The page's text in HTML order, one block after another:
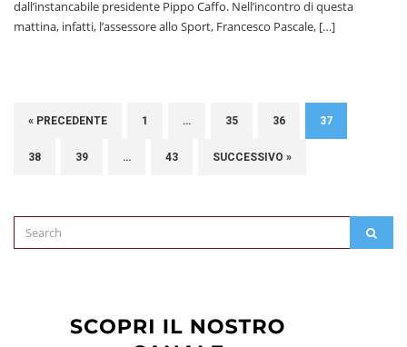
dall’instancabile presidente Pippo Caffo. Nell’incontro di questa
mattina, infatti, l’assessore allo Sport, Francesco Pascale, […]
« PRECEDENTE 1 … 35 36 37
38 39 … 43 SUCCESSIVO »
Search
for: